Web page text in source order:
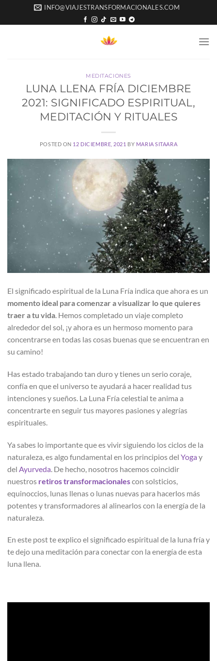
INFO@VIAJESTRANSFORMACIONALES.COM
MEDITACIONES
LUNA LLENA FRÍA DICIEMBRE
2021: SIGNIFICADO ESPIRITUAL,
MEDITACIÓN Y RITUALES
POSTED ON 12 DICIEMBRE, 2021 BY MARIA SITAARA
El significado espiritual de la Luna Fría indica que ahora es un
momento ideal para comenzar a visualizar lo que quieres
traer a tu vida. Hemos completado un viaje completo
alrededor del sol, ¡y ahora es un hermoso momento para
concentrarse en todas las cosas buenas que se encuentran en
su camino!
Has estado trabajando tan duro y tienes un serio coraje,
confía en que el universo te ayudará a hacer realidad tus
intenciones y sueños. La Luna Fría celestial te anima a
concentrarte en seguir tus mayores pasiones y alegrías
espirituales.
Ya sabes lo importante que es vivir siguiendo los ciclos de la
naturaleza, es algo fundamental en los principios del Yoga y
del Ayurveda . De hecho, nosotros hacemos coincidir
nuestros retiros transformacionalescon solsticios,
equinoccios, lunas llenas o lunas nuevas para hacerlos más
potentes y transformadores al alinearlos con la energía de la
naturaleza.
En este post te explico el significado espiritual de la luna fría y
te dejo una meditación para conectar con la energía de esta
luna llena.